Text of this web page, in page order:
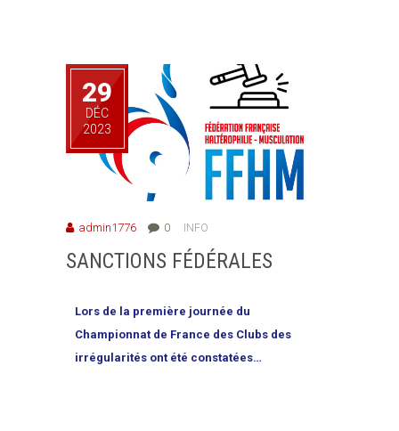
29
DÉC
2023
admin1776 0 INFO
SANCTIONS FÉDÉRALES
Lors de la première journée du
Championnat de France des Clubs des
irrégularités ont été constatées…